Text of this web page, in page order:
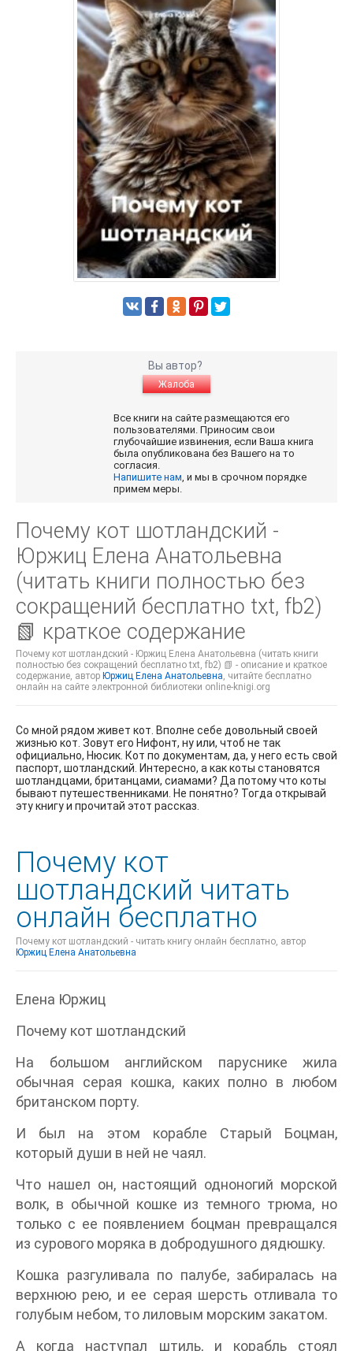
Вы автор?
Жалоба
Все книги на сайте размещаются его
пользователями. Приносим свои
глубочайшие извинения, если Ваша книга
была опубликована без Вашего на то
согласия.
Напишите нам, и мы в срочном порядке
примем меры.
Почему кот шотландский -
Юржиц Елена Анатольевна
(читать книги полностью без
сокращений бесплатно txt, fb2)
📗 краткое содержание
Почему кот шотландский - Юржиц Елена Анатольевна (читать книги
полностью без сокращений бесплатно txt, fb2) 📗 - описание и краткое
содержание, автор Юржиц Елена Анатольевна, читайте бесплатно
онлайн на сайте электронной библиотеки online-knigi.org
Со мной рядом живет кот. Вполне себе довольный своей
жизнью кот. Зовут его Нифонт, ну или, чтоб не так
официально, Нюсик. Кот по документам, да, у него есть свой
паспорт, шотландский. Интересно, а как коты становятся
шотландцами, британцами, сиамами? Да потому что коты
бывают путешественниками. Не понятно? Тогда открывай
эту книгу и прочитай этот рассказ.
Почему кот
шотландский читать
онлайн бесплатно
Почему кот шотландский - читать книгу онлайн бесплатно, автор
Юржиц Елена Анатольевна
Елена Юржиц
Почему кот шотландский
На большом английском паруснике жила
обычная серая кошка, каких полно в любом
британском порту.
И был на этом корабле Старый Боцман,
который души в ней не чаял.
Что нашел он, настоящий одноногий морской
волк, в обычной кошке из темного трюма, но
только с ее появлением боцман превращался
из сурового моряка в добродушного дядюшку.
Кошка разгуливала по палубе, забиралась на
верхнюю рею, и ее серая шерсть отливала то
голубым небом, то лиловым морским закатом.
А когда наступал штиль, и корабль стоял